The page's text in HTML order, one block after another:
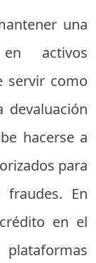
una
activos
servir como
hacerse a
para
En
en el